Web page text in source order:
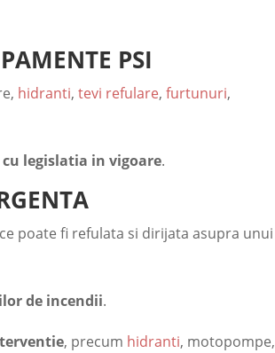
PSI
hidranti,tevi refulare,furtunuri,
legislatia in vigoare.
poate fi refulata si dirijata asupra unui
de incendii.
, precum hidranti, motopompe,